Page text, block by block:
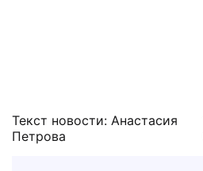
Текст новости: Анастасия
Петрова